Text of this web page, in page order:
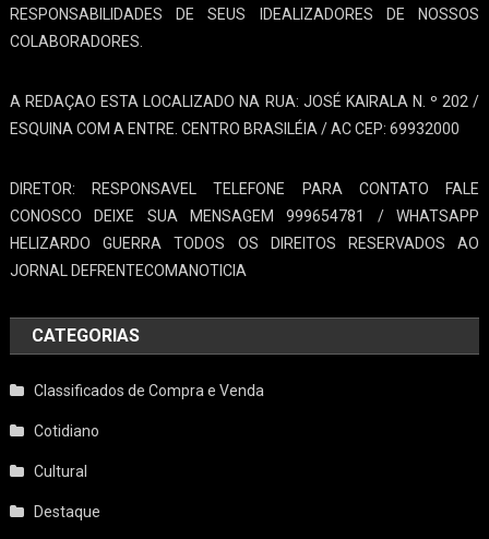
RESPONSABILIDADES DE SEUS IDEALIZADORES DE NOSSOS
COLABORADORES.
A REDAÇAO ESTA LOCALIZADO NA RUA: JOSÉ KAIRALA N. º 202 /
ESQUINA COM A ENTRE. CENTRO BRASILÉIA / AC CEP: 69932000
DIRETOR: RESPONSAVEL TELEFONE PARA CONTATO FALE
CONOSCO DEIXE SUA MENSAGEM 999654781 / WHATSAPP
HELIZARDO GUERRA TODOS OS DIREITOS RESERVADOS AO
JORNAL DEFRENTECOMANOTICIA
CATEGORIAS
Classificados de Compra e Venda
Cotidiano
Cultural
Destaque